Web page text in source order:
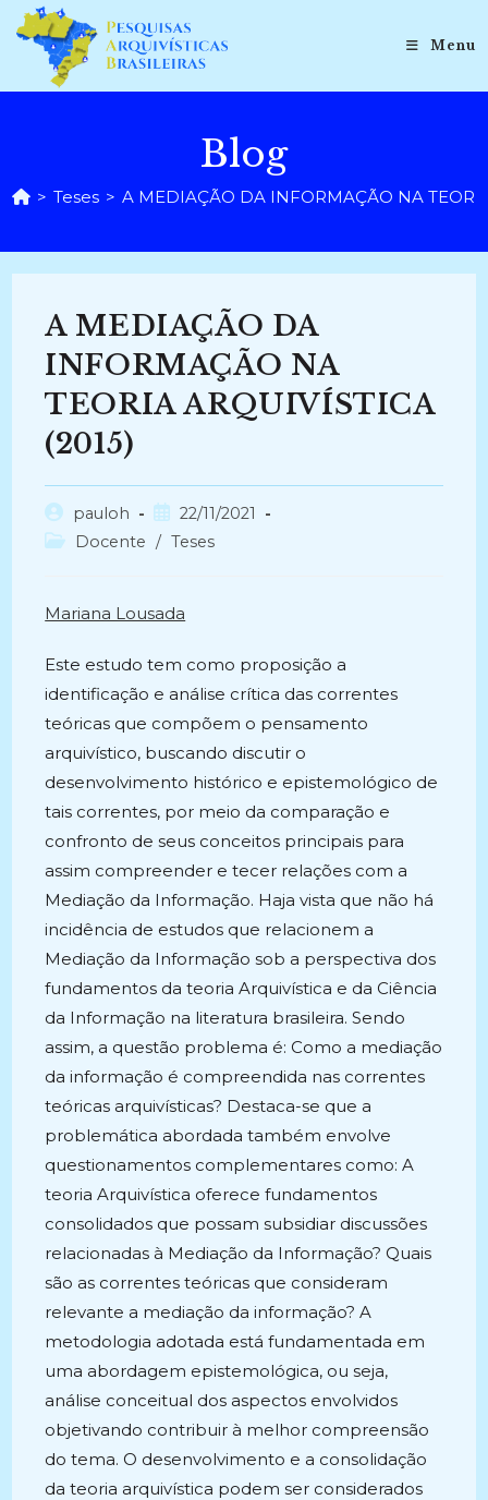
para
conteúdo
Menu
Blog
> Teses > A MEDIAÇÃO DA INFORMAÇÃO NA
A MEDIAÇÃO DA
INFORMAÇÃO NA
TEORIA ARQUIVÍSTICA
(2015)
Autor
do
pauloh
Post
publicado:
22/11/2021
Categoria
Docente / Teses
Mariana Lousada
Este estudo tem como proposição a
identificação e análise crítica das correntes
teóricas que compõem o pensamento
arquivístico, buscando discutir o
desenvolvimento histórico e epistemológico de
tais correntes, por meio da comparação e
confronto de seus conceitos principais para
assim compreender e tecer relações com a
Mediação da Informação. Haja vista que não há
incidência de estudos que relacionem a
Mediação da Informação sob a perspectiva dos
fundamentos da teoria Arquivística e da Ciência
da Informação na literatura brasileira. Sendo
assim, a questão problema é: Como a mediação
da informação é compreendida nas correntes
teóricas arquivísticas? Destaca-se que a
problemática abordada também envolve
questionamentos complementares como: A
teoria Arquivística oferece fundamentos
consolidados que possam subsidiar discussões
relacionadas à Mediação da Informação? Quais
são as correntes teóricas que consideram
relevante a mediação da informação? A
metodologia adotada está fundamentada em
uma abordagem epistemológica, ou seja,
análise conceitual dos aspectos envolvidos
objetivando contribuir à melhor compreensão
do tema. O desenvolvimento e a consolidação
da teoria arquivística podem ser considerados